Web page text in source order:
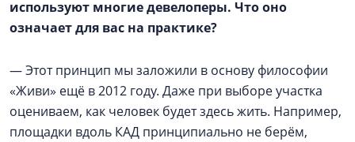
используют многие девелоперы. Что оно
означает для вас на практике?
— Этот принцип мы заложили в основу философии
«Живи» ещё в 2012 году. Даже при выборе участка
оцениваем, как человек будет здесь жить. Например,
площадки вдоль КАД принципиально не берём,